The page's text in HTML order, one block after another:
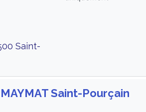
Saint-
Saint-Pourçain